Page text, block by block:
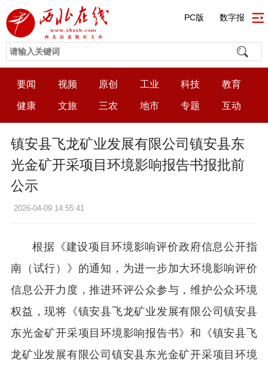
PC版 数字报
要闻 视频 原创 工业 科技 教育
健康 文旅 三农 地市 专题 互动
镇安县飞龙矿业发展有限公司镇安县东
光金矿开采项目环境影响报告书报批前
公示
2026-04-09 14:55:41
根据《建设项目环境影响评价政府信息公开指
南（试行）》的通知，为进一步加大环境影响评价
信息公开力度，推进环评公众参与，维护公众环境
权益，现将《镇安县飞龙矿业发展有限公司镇安县
东光金矿开采项目环境影响报告书》和《镇安县飞
龙矿业发展有限公司镇安县东光金矿开采项目环境